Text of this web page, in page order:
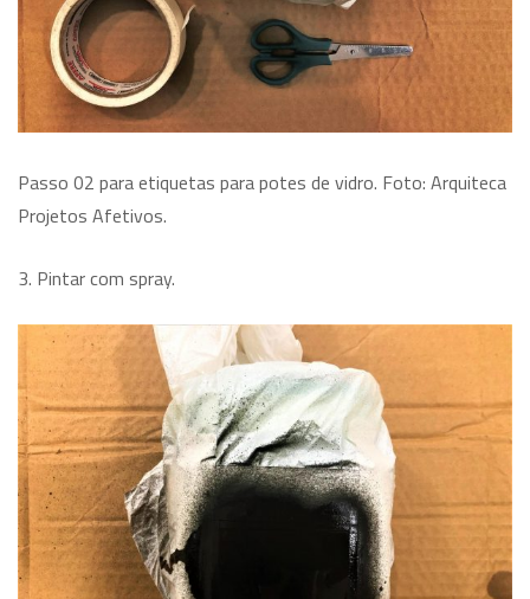
Passo 02 para etiquetas para potes de vidro. Foto: Arquiteca
Projetos Afetivos.
3. Pintar com spray.